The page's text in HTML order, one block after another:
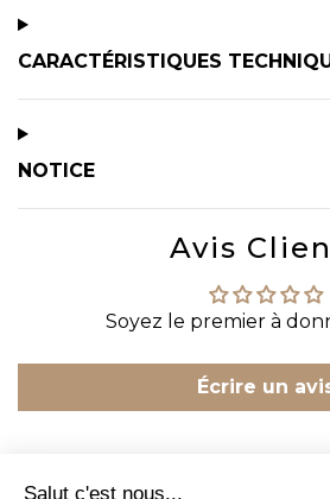
CARACTÉRISTIQUES
NOTICE
Avis
Soyez le premier à
Écrire un